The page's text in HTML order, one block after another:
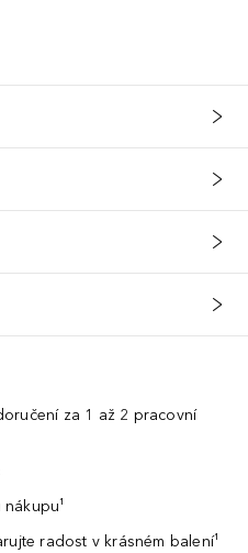
za 1 až 2 pracovní
radost v krásném balení¹